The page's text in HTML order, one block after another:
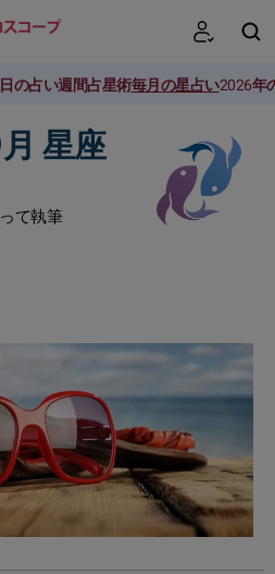
の占い週間占星術毎月の星占い2026年
星座
て執筆